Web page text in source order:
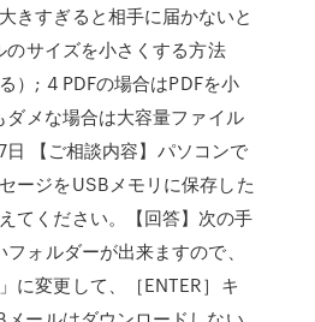
きすぎると相手に届かないと
サイズを小さくする方法
）; 4 PDFの場合はPDFを小
メな場合は大容量ファイル
【ご相談内容】パソコンで
ージをUSBメモリに保存した
てください。【回答】次の手
ォルダーが出来ますので、
に変更して、［ENTER］キ